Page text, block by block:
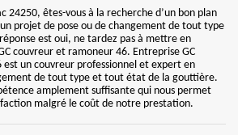
24250, êtes-vous à la recherche d’un bon plan
projet de pose ou de changement de tout type
est oui, ne tardez pas à mettre en
couvreur et ramoneur 46. Entreprise GC
un couvreur professionnel et expert en
de tout type et tout état de la gouttière.
amplement suffisante qui nous permet
malgré le coût de notre prestation.